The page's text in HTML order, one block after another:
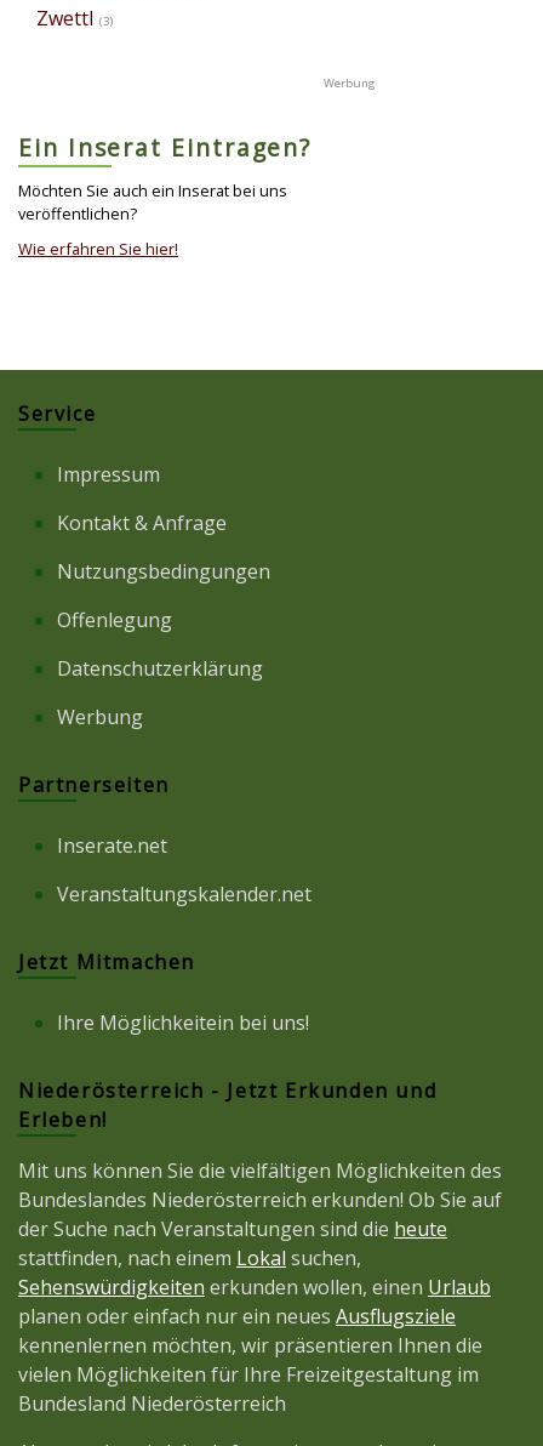
Zwettl (3)
Ein Inserat Eintragen?
Möchten Sie auch ein Inserat bei uns
veröffentlichen?
Wie erfahren Sie hier!
Service
Impressum
Kontakt & Anfrage
Nutzungsbedingungen
Offenlegung
Datenschutzerklärung
Werbung
Partnerseiten
Inserate.net
Veranstaltungskalender.net
Jetzt Mitmachen
Ihre Möglichkeitein bei uns!
Niederösterreich - Jetzt Erkunden und
Erleben!
Mit uns können Sie die vielfältigen Möglichkeiten des
Bundeslandes Niederösterreich erkunden! Ob Sie auf
der Suche nach Veranstaltungen sind die heute
stattfinden, nach einem Lokal suchen,
Sehenswürdigkeiten erkunden wollen, einen Urlaub
planen oder einfach nur ein neues Ausflugsziele
kennenlernen möchten, wir präsentieren Ihnen die
vielen Möglichkeiten für Ihre Freizeitgestaltung im
Bundesland Niederösterreich